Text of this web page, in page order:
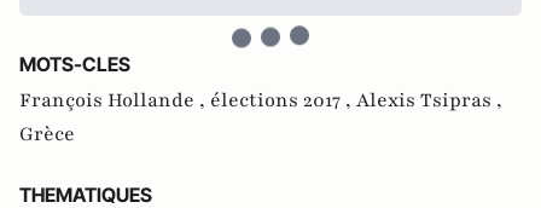
MOTS-CLES
François Hollande , élections 2017 , Alexis Tsipras ,
Grèce
THEMATIQUES